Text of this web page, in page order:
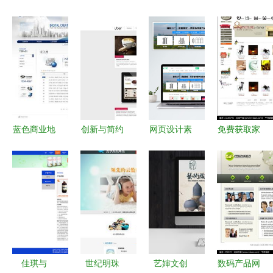
蓝色商业地
页与网站设
计的未来蓝
创新与简约
个国外网站
设计赏析
网页设计素
从模板下载
到UI图片的
高效应用
免费获取家
网店销售网
页模板PSD
素材 编号
1187741红
动网资源详
解
佳琪与 世纪明珠 艺婶文创 数码产品网